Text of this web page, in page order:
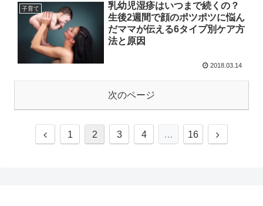
子育て
乳幼児湿疹はいつまで続くの？
生後2週間で顔のポツポツに悩ん
だママが伝える6タイプ別ケア方
法と原因
2018.03.14
次のページ
1 2 3 4 … 16